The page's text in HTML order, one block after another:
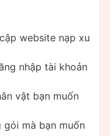
website nạp xu
nhập tài khoản
vật bạn muốn
gói mà bạn muốn